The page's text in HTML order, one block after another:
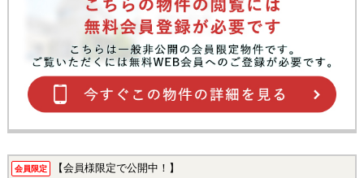
会員限定 【会員様限定で公開中！】